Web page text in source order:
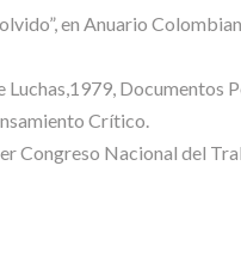
en Anuario
Documentos
Crítico.
Congreso Nacional del